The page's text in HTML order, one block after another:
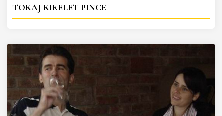
TOKAJ KIKELET PINCE